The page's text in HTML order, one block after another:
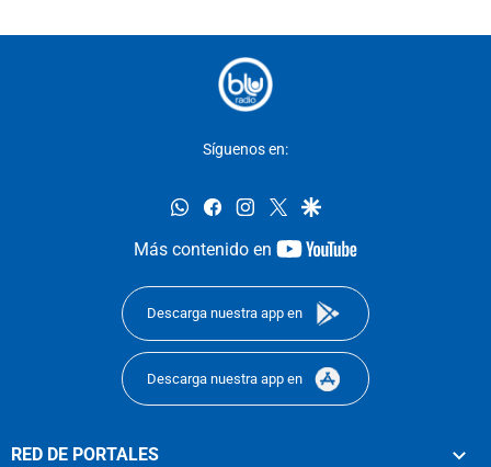
Síguenos en:
whatsappfacebookinstagram
twittergoogle
Más contenido en
youtube-
Descarga nuestra app en
Descarga nuestra app en
RED DE PORTALES